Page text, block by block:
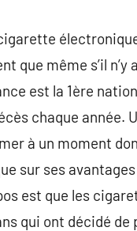
que même s’il
est la 1ère
chaque année.
à un moment
sur ses
est que les
qui ont décidé de